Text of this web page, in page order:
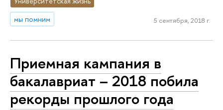
мы помним
5 сентября, 2018 г.
Приемная кампания в
бакалавриат – 2018 побила
рекорды прошлого года